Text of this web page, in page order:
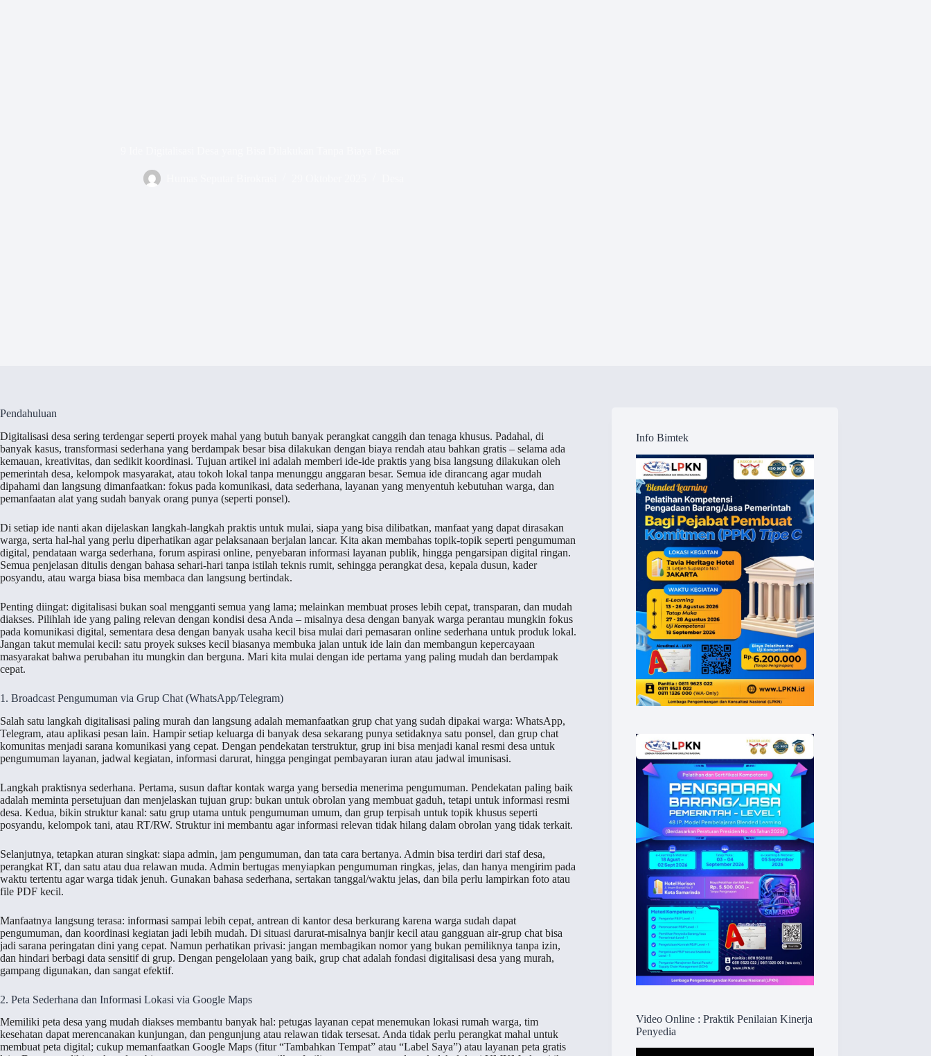
Pendahuluan
Digitalisasi desa sering terdengar seperti proyek mahal yang butuh banyak perangkat canggih dan tenaga khusus. Padahal, di
banyak kasus, transformasi sederhana yang berdampak besar bisa dilakukan dengan biaya rendah atau bahkan gratis – selama ada
kemauan, kreativitas, dan sedikit koordinasi. Tujuan artikel ini adalah memberi ide-ide praktis yang bisa langsung dilakukan oleh
pemerintah desa, kelompok masyarakat, atau tokoh lokal tanpa menunggu anggaran besar. Semua ide dirancang agar mudah
dipahami dan langsung dimanfaatkan: fokus pada komunikasi, data sederhana, layanan yang menyentuh kebutuhan warga, dan
pemanfaatan alat yang sudah banyak orang punya (seperti ponsel).
Di setiap ide nanti akan dijelaskan langkah-langkah praktis untuk mulai, siapa yang bisa dilibatkan, manfaat yang dapat dirasakan
warga, serta hal-hal yang perlu diperhatikan agar pelaksanaan berjalan lancar. Kita akan membahas topik-topik seperti pengumuman
digital, pendataan warga sederhana, forum aspirasi online, penyebaran informasi layanan publik, hingga pengarsipan digital ringan.
Semua penjelasan ditulis dengan bahasa sehari-hari tanpa istilah teknis rumit, sehingga perangkat desa, kepala dusun, kader
posyandu, atau warga biasa bisa membaca dan langsung bertindak.
Penting diingat: digitalisasi bukan soal mengganti semua yang lama; melainkan membuat proses lebih cepat, transparan, dan mudah
diakses. Pilihlah ide yang paling relevan dengan kondisi desa Anda – misalnya desa dengan banyak warga perantau mungkin fokus
pada komunikasi digital, sementara desa dengan banyak usaha kecil bisa mulai dari pemasaran online sederhana untuk produk lokal.
Jangan takut memulai kecil: satu proyek sukses kecil biasanya membuka jalan untuk ide lain dan membangun kepercayaan
masyarakat bahwa perubahan itu mungkin dan berguna. Mari kita mulai dengan ide pertama yang paling mudah dan berdampak
cepat.
1. Broadcast Pengumuman via Grup Chat (WhatsApp/Telegram)
Salah satu langkah digitalisasi paling murah dan langsung adalah memanfaatkan grup chat yang sudah dipakai warga: WhatsApp,
Telegram, atau aplikasi pesan lain. Hampir setiap keluarga di banyak desa sekarang punya setidaknya satu ponsel, dan grup chat
komunitas menjadi sarana komunikasi yang cepat. Dengan pendekatan terstruktur, grup ini bisa menjadi kanal resmi desa untuk
pengumuman layanan, jadwal kegiatan, informasi darurat, hingga pengingat pembayaran iuran atau jadwal imunisasi.
Langkah praktisnya sederhana. Pertama, susun daftar kontak warga yang bersedia menerima pengumuman. Pendekatan paling baik
adalah meminta persetujuan dan menjelaskan tujuan grup: bukan untuk obrolan yang membuat gaduh, tetapi untuk informasi resmi
desa. Kedua, bikin struktur kanal: satu grup utama untuk pengumuman umum, dan grup terpisah untuk topik khusus seperti
posyandu, kelompok tani, atau RT/RW. Struktur ini membantu agar informasi relevan tidak hilang dalam obrolan yang tidak terkait.
Selanjutnya, tetapkan aturan singkat: siapa admin, jam pengumuman, dan tata cara bertanya. Admin bisa terdiri dari staf desa,
perangkat RT, dan satu atau dua relawan muda. Admin bertugas menyiapkan pengumuman ringkas, jelas, dan hanya mengirim pada
waktu tertentu agar warga tidak jenuh. Gunakan bahasa sederhana, sertakan tanggal/waktu jelas, dan bila perlu lampirkan foto atau
file PDF kecil.
Manfaatnya langsung terasa: informasi sampai lebih cepat, antrean di kantor desa berkurang karena warga sudah dapat
pengumuman, dan koordinasi kegiatan jadi lebih mudah. Di situasi darurat-misalnya banjir kecil atau gangguan air-grup chat bisa
jadi sarana peringatan dini yang cepat. Namun perhatikan privasi: jangan membagikan nomor yang bukan pemiliknya tanpa izin,
dan hindari berbagi data sensitif di grup. Dengan pengelolaan yang baik, grup chat adalah fondasi digitalisasi desa yang murah,
gampang digunakan, dan sangat efektif.
2. Peta Sederhana dan Informasi Lokasi via Google Maps
Memiliki peta desa yang mudah diakses membantu banyak hal: petugas layanan cepat menemukan lokasi rumah warga, tim
kesehatan dapat merencanakan kunjungan, dan pengunjung atau relawan tidak tersesat. Anda tidak perlu perangkat mahal untuk
membuat peta digital; cukup memanfaatkan Google Maps (fitur “Tambahkan Tempat” atau “Label Saya”) atau layanan peta gratis
Info Bimtek
Video Online : Praktik Penilaian Kinerja
Penyedia